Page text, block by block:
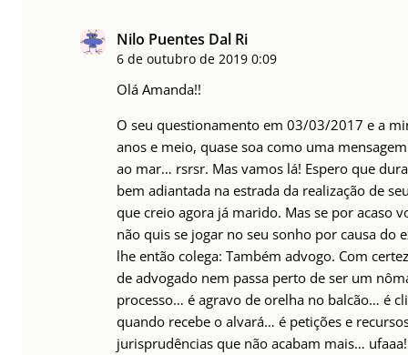
Nilo Puentes Dal Ri
6 de outubro de 2019 0:09
Olá Amanda!!
O seu questionamento em 03/03/2017 e a
anos e meio, quase soa como uma
ao mar… rsrsr. Mas vamos lá! Espero que
bem adiantada na estrada da realização de
que creio agora já marido. Mas se por acaso
não quis se jogar no seu sonho por causa do
lhe então colega: Também advogo. Com
de advogado nem passa perto de ser um
processo… é agravo de orelha no balcão… é
quando recebe o alvará… é petições e
jurisprudências que não acabam mais…